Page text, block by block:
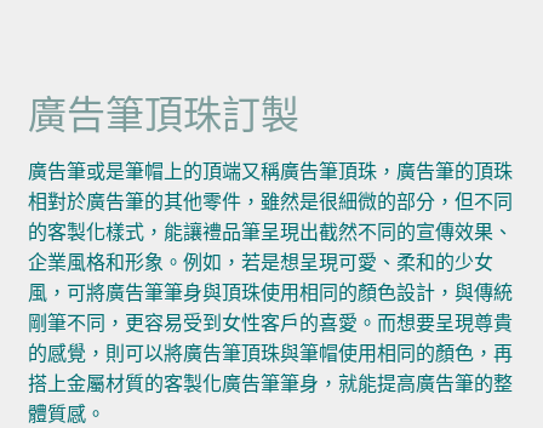
廣告筆頂珠訂製
廣告筆或是筆帽上的頂端又稱廣告筆頂珠，廣告筆的頂珠
相對於廣告筆的其他零件，雖然是很細微的部分，但不同
的客製化樣式，能讓禮品筆呈現出截然不同的宣傳效果、
企業風格和形象。例如，若是想呈現可愛、柔和的少女
風，可將廣告筆筆身與頂珠使用相同的顏色設計，與傳統
剛筆不同，更容易受到女性客戶的喜愛。而想要呈現尊貴
的感覺，則可以將廣告筆頂珠與筆帽使用相同的顏色，再
搭上金屬材質的客製化廣告筆筆身，就能提高廣告筆的整
體質感。